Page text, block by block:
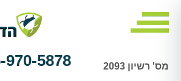
מס' רשיון 2093 970-5878